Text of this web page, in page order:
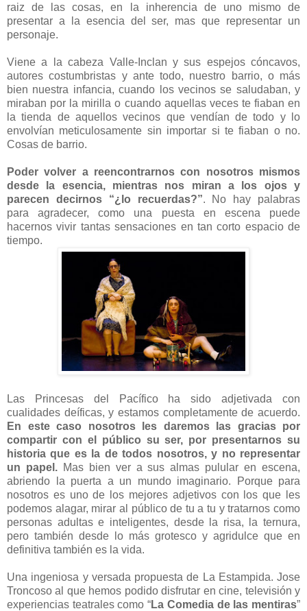
raiz de las cosas, en la inherencia de uno mismo de
presentar a la esencia del ser, mas que representar un
personaje.
Viene a la cabeza Valle-Inclan y sus espejos cóncavos,
autores costumbristas y ante todo, nuestro barrio, o más
bien nuestra infancia, cuando los vecinos se saludaban, y
miraban por la mirilla o cuando aquellas veces te fiaban en
la tienda de aquellos vecinos que vendían de todo y lo
envolvían meticulosamente sin importar si te fiaban o no.
Cosas de barrio.
Poder volver a reencontrarnos con nosotros mismos
desde la esencia, mientras nos miran a los ojos y
parecen decirnos “¿lo recuerdas?”. No hay palabras
para agradecer, como una puesta en escena puede
hacernos vivir tantas sensaciones en tan corto espacio de
tiempo.
Las Princesas del Pacífico ha sido adjetivada con
cualidades deíficas, y estamos completamente de acuerdo.
En este caso nosotros les daremos las gracias por
compartir con el público su ser, por presentarnos su
historia que es la de todos nosotros, y no representar
un papel. Mas bien ver a sus almas pulular en escena,
abriendo la puerta a un mundo imaginario. Porque para
nosotros es uno de los mejores adjetivos con los que les
podemos alagar, mirar al público de tu a tu y tratarnos como
personas adultas e inteligentes, desde la risa, la ternura,
pero también desde lo más grotesco y agridulce que en
definitiva también es la vida.
Una ingeniosa y versada propuesta de La Estampida. Jose
Troncoso al que hemos podido disfrutar en cine, televisión y
experiencias teatrales como “La Comedia de las mentiras”